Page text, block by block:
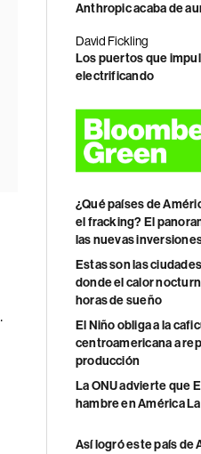
Anthropic acaba de
David Fickling
Los puertos que
electrificando
¿Qué países de
el fracking? El
las nuevas
Estas son las
donde el calor
horas de sueño
El Niño obliga a la
centroamericana a
producción
La ONU advierte que
hambre en América
Así logró este país de